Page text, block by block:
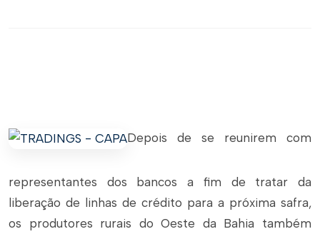
Depois de se reunirem com
representantes dos bancos a fim de tratar da
liberação de linhas de crédito para a próxima safra,
os produtores rurais do Oeste da Bahia também